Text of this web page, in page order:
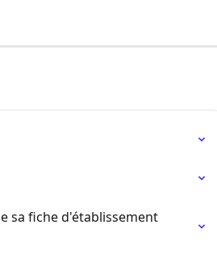
sa fiche d'établissement